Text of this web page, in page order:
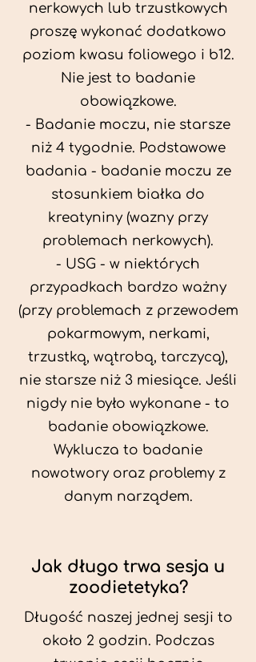
nerkowych lub trzustkowych
proszę wykonać dodatkowo
poziom kwasu foliowego i b12.
Nie jest to badanie
obowiązkowe.
- Badanie moczu, nie starsze
niż 4 tygodnie. Podstawowe
badania - badanie moczu ze
stosunkiem białka do
kreatyniny (wazny przy
problemach nerkowych).
- USG - w niektórych
przypadkach bardzo ważny
(przy problemach z przewodem
pokarmowym, nerkami,
trzustką, wątrobą, tarczycą),
nie starsze niż 3 miesiące. Jeśli
nigdy nie było wykonane - to
badanie obowiązkowe.
Wyklucza to badanie
nowotwory oraz problemy z
danym narządem.
Jak długo trwa sesja u
zoodietetyka?
Długość naszej jednej sesji to
około 2 godzin. Podczas